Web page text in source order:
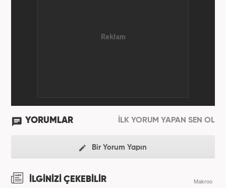
YORUMLAR İLK YORUM YAPAN SEN OL
Bir Yorum Yapın
İLGİNİZİ ÇEKEBİLİR Makroo